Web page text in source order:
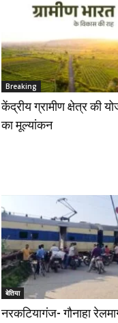
Breaking
केंद्रीय ग्रामीण क्षेत्र की
का मूल्यांकन
बेतिया
नरकटियागंज- गौनाहा